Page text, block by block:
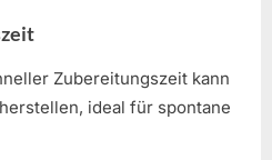
Zubereitungszeit kann
ideal für spontane